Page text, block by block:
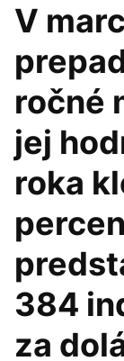
V
ročné
jej
roka
384
za